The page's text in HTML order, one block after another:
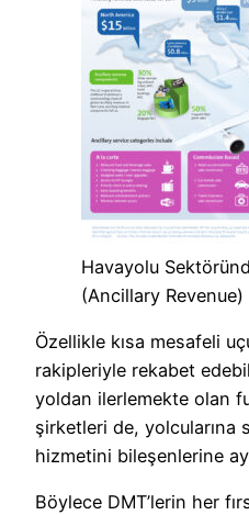
Havayolu
(Ancillary Revenue)
Özellikle kısa mesafeli
rakipleriyle rekabet
yoldan ilerlemekte olan
şirketleri de, yolcularına
hizmetini bileşenlerine
Böylece DMT’lerin her